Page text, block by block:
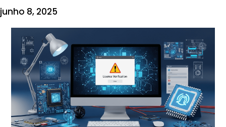
junho 8, 2025